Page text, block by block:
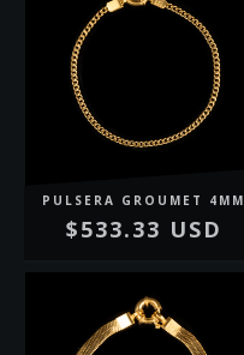
PULSERA GROUMET 4MM
$533.33 USD